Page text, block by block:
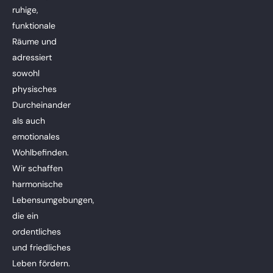
ruhige,
funktionale
Räume und
adressiert
sowohl
physisches
Durcheinander
als auch
emotionales
Wohlbefinden.
Wir schaffen
harmonische
Lebensumgebungen,
die ein
ordentliches
und friedliches
Leben fördern.